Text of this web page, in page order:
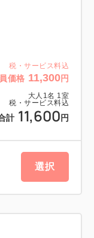
ん。
いたしますので
税・サービス料込
価格 11,300円
大人 1 名 1 室
税・サービス料込
計 11,600 円
選択